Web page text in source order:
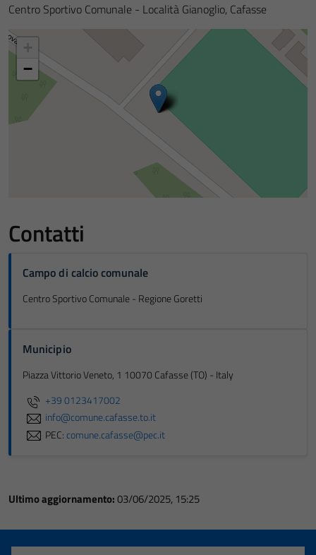
Centro Sportivo Comunale - Località Gianoglio, Cafasse
−
Contatti
Campo di calcio comunale
Centro Sportivo Comunale - Regione Goretti
Municipio
Piazza Vittorio Veneto, 1 10070 Cafasse (TO) - Italy
+39 0123417002
info@comune.cafasse.to.it
PEC:comune.cafasse@pec.it
Ultimo aggiornamento:03/06/2025, 15:25